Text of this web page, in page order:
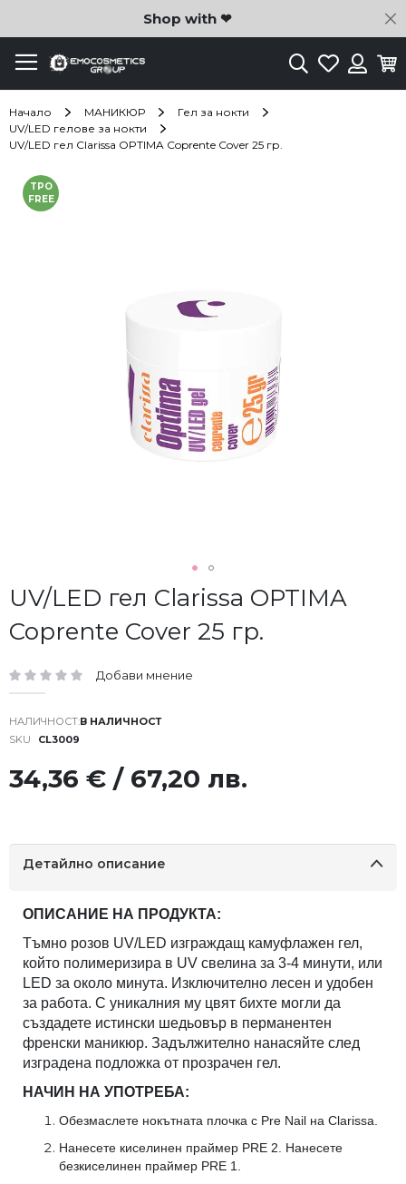
Shop with ❤
ТърсенеЛюбими
Начало МАНИКЮР
Гел за нокти
UV/LED гелове за нокти
UV/LED гел Clarissa OPTIMA Coprente Cover 25 гр.
UV/LED гел Clarissa OPTIMA
Coprente Cover 25 гр.
рейтинг: Добави мнение
В НАЛИЧНОСТ
SKU
CL3009
34,36 € / 67,20 лв.
TPO
FREE
Преминете
към
края
Преминете
към
началото
на
със
снимки
Детайлно описание
ОПИСАНИЕ НА ПРОДУКТА:
Тъмно розов UV/LED изграждащ камуфлажен гел,
който полимеризира в UV свелина за 3-4 минути, или
LED за около минута. Изключително лесен и удобен
за работа. С уникалния му цвят бихте могли да
създадете истински шедьовър в перманентен
френски маникюр. Задължително нанасяйте след
изградена подложка от прозрачен гел.
НАЧИН НА УПОТРЕБА:
Обезмаслете нокътната плочка с Pre Nail на Clarissa.
Нанесете киселинен праймер PRE 2. Нанесете
безкиселинен праймер PRE 1.